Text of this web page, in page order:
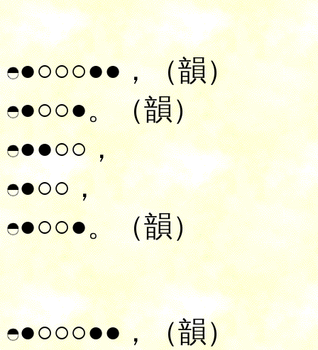
●○○○●●，（韻）
●○○●。（韻）
●●○○，
●○○，
●○○●。（韻）
●○○○●●，（韻）